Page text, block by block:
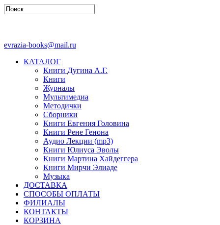
evrazia-books@mail.ru
КАТАЛОГ
Книги Дугина А.Г.
Книги
Журналы
Мультимедиа
Методички
Сборники
Книги Евгения Головина
Книги Рене Генона
Аудио Лекции (mp3)
Книги Юлиуса Эволы
Книги Мартина Хайдеггера
Книги Мирчи Элиаде
Музыка
ДОСТАВКА
СПОСОБЫ ОПЛАТЫ
ФИЛИАЛЫ
КОНТАКТЫ
КОРЗИНА